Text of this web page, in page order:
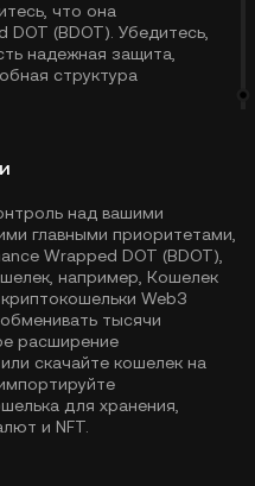
что она
(BDOT). Убедитесь,
надежная защита,
структура
над вашими
главными приоритетами,
Wrapped DOT (BDOT),
например, Кошелек
Web3
тысячи
расширение
скачайте кошелек на
для хранения,
и NFT.